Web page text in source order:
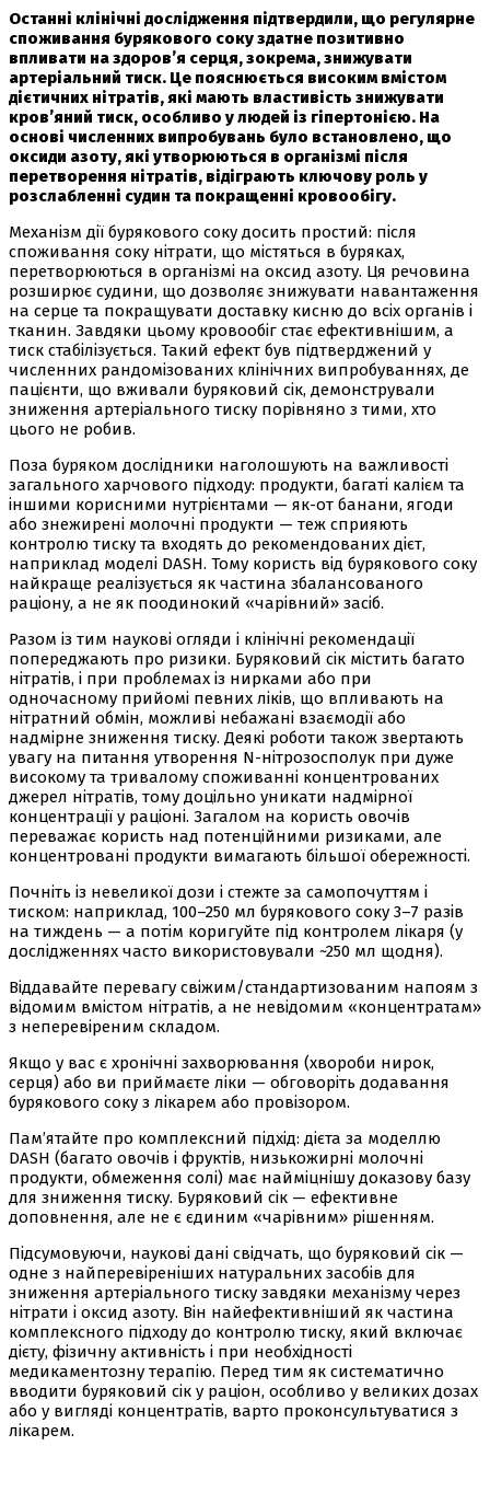
Останні клінічні дослідження підтвердили, що регулярне
споживання бурякового соку здатне позитивно
впливати на здоров’я серця, зокрема, знижувати
артеріальний тиск. Це пояснюється високим вмістом
дієтичних нітратів, які мають властивість знижувати
кров’яний тиск, особливо у людей із гіпертонією. На
основі численних випробувань було встановлено, що
оксиди азоту, які утворюються в організмі після
перетворення нітратів, відіграють ключову роль у
розслабленні судин та покращенні кровообігу.
Механізм дії бурякового соку досить простий: після
споживання соку нітрати, що містяться в буряках,
перетворюються в організмі на оксид азоту. Ця речовина
розширює судини, що дозволяє знижувати навантаження
на серце та покращувати доставку кисню до всіх органів і
тканин. Завдяки цьому кровообіг стає ефективнішим, а
тиск стабілізується. Такий ефект був підтверджений у
численних рандомізованих клінічних випробуваннях, де
пацієнти, що вживали буряковий сік, демонстрували
зниження артеріального тиску порівняно з тими, хто
цього не робив.
Поза буряком дослідники наголошують на важливості
загального харчового підходу: продукти, багаті калієм та
іншими корисними нутрієнтами — як-от банани, ягоди
або знежирені молочні продукти — теж сприяють
контролю тиску та входять до рекомендованих дієт,
наприклад моделі DASH. Тому користь від бурякового соку
найкраще реалізується як частина збалансованого
раціону, а не як поодинокий «чарівний» засіб.
Разом із тим наукові огляди і клінічні рекомендації
попереджають про ризики. Буряковий сік містить багато
нітратів, і при проблемах із нирками або при
одночасному прийомі певних ліків, що впливають на
нітратний обмін, можливі небажані взаємодії або
надмірне зниження тиску. Деякі роботи також звертають
увагу на питання утворення N-нітрозосполук при дуже
високому та тривалому споживанні концентрованих
джерел нітратів, тому доцільно уникати надмірної
концентрації у раціоні. Загалом на користь овочів
переважає користь над потенційними ризиками, але
концентровані продукти вимагають більшої обережності.
Почніть із невеликої дози і стежте за самопочуттям і
тиском: наприклад, 100–250 мл бурякового соку 3–7 разів
на тиждень — а потім коригуйте під контролем лікаря (у
дослідженнях часто використовували ~250 мл щодня).
Віддавайте перевагу свіжим/стандартизованим напоям з
відомим вмістом нітратів, а не невідомим «концентратам»
з неперевіреним складом.
Якщо у вас є хронічні захворювання (хвороби нирок,
серця) або ви приймаєте ліки — обговоріть додавання
бурякового соку з лікарем або провізором.
Пам’ятайте про комплексний підхід: дієта за моделлю
DASH (багато овочів і фруктів, низько­жирні молочні
продукти, обмеження солі) має найміцнішу доказову базу
для зниження тиску. Буряковий сік — ефективне
доповнення, але не є єдиним «чарівним» рішенням.
Підсумовуючи, наукові дані свідчать, що буряковий сік —
одне з найперевіреніших натуральних засобів для
зниження артеріального тиску завдяки механізму через
нітрати і оксид азоту. Він найефективніший як частина
комплексного підходу до контролю тиску, який включає
дієту, фізичну активність і при необхідності
медикаментозну терапію. Перед тим як систематично
вводити буряковий сік у раціон, особливо у великих дозах
або у вигляді концентратів, варто проконсультуватися з
лікарем.